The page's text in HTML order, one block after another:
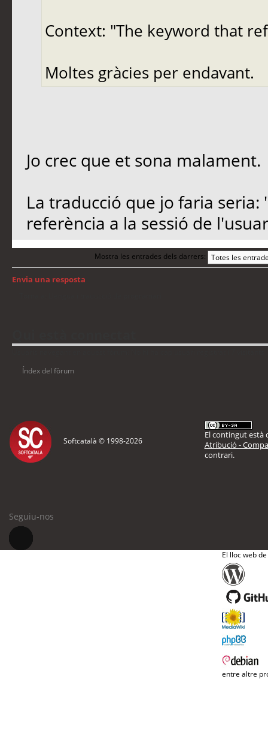
Context: "The keyword that
Moltes gràcies per endavant.
Jo crec que et sona malament.
La traducció que jo faria
referència a la sessió de
Mostra les entrades dels darrers:
Envia una resposta
Índex del fòrum
Softcatalà © 1998-2026
El contingut està
Atribució -
contrari.
Seguiu-nos
El lloc web
entre altre